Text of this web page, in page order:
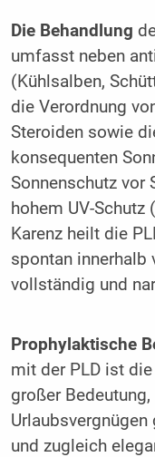
Die Behandlung
umfasst neben
(Kühlsalben,
die Verordnung
Steroiden sowie
konsequenten
Sonnenschutz vor
hohem UV-Schutz
Karenz heilt die
spontan innerhalb
vollständig und
Prophylaktische
mit der PLD ist
großer
und zugleich